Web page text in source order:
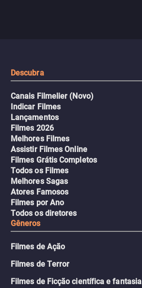
Descubra
Canais Filmelier (Novo)
Indicar Filmes
Lançamentos
Filmes 2026
Melhores Filmes
Assistir Filmes Online
Filmes Grátis Completos
Todos os Filmes
Melhores Sagas
Atores Famosos
Filmes por Ano
Todos os diretores
Gêneros
Filmes de Ação
Filmes de Terror
Filmes de Ficção científica e fantasia